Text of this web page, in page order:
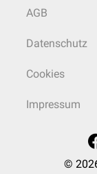
AGB
Datenschutz
Cookies
Impressum
©